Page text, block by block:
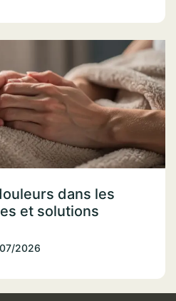
dans les
et solutions
2026